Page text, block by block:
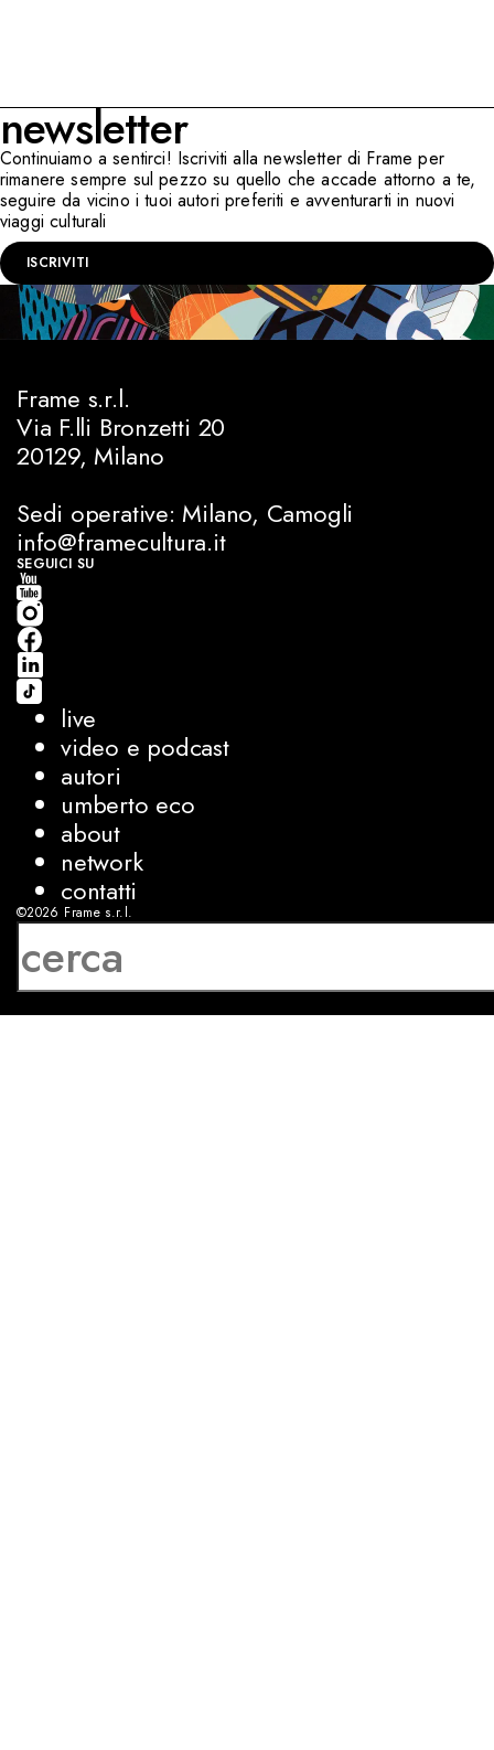
newsletter
Continuiamo a sentirci! Iscriviti alla newsletter di Frame per
rimanere sempre sul pezzo su quello che accade attorno a te,
seguire da vicino i tuoi autori preferiti e avventurarti in nuovi
viaggi culturali
ISCRIVITI
Frame s.r.l.
Via F.lli Bronzetti 20
20129, Milano
Sedi operative: Milano, Camogli
info@framecultura.it
SEGUICI SU
live
video e podcast
autori
umberto eco
about
network
contatti
©2026 Frame s.r.l.
P.IVA 08927250962
sviluppo:Luca Bunino